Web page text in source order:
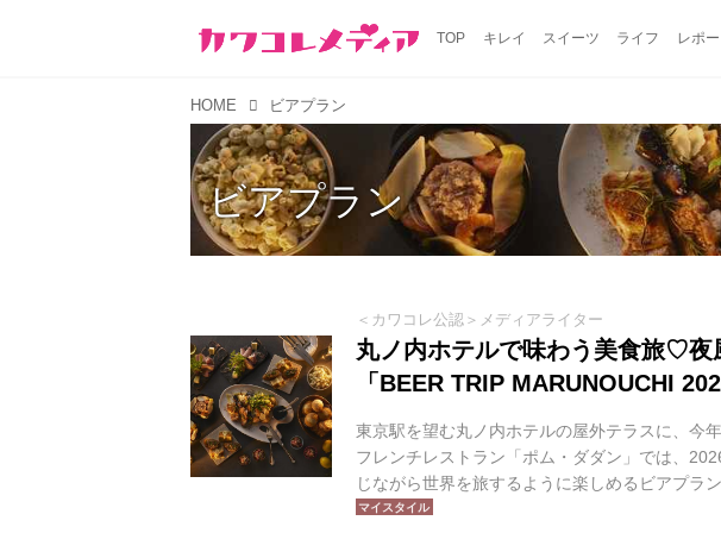
TOP キレイ スイーツ ライフ レポー
HOME ビアプラン
ビアプラン
＜カワコレ公認＞メディアライター
丸ノ内ホテルで味わう美食旅♡夜
「BEER TRIP MARUNOUCHI
東京駅を望む丸ノ内ホテルの屋外テラスに、今
フレンチレストラン「ポム・ダダン」では、
じながら世界を旅するように楽しめるビアプラ
がスタート。今年のテーマは、イタリア・スペ